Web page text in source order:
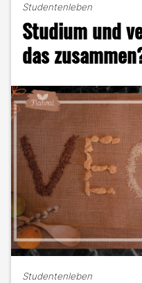
Wohnen
–
wie
geht
Studentenleben
Studium und
das
Studentenleben